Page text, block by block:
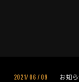
2021/ 06 /09 お知